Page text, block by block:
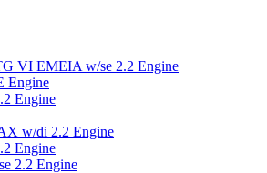
VI EMEIA w/se 2.2 Engine
Engine
Engine
w/di 2.2 Engine
Engine
2.2 Engine